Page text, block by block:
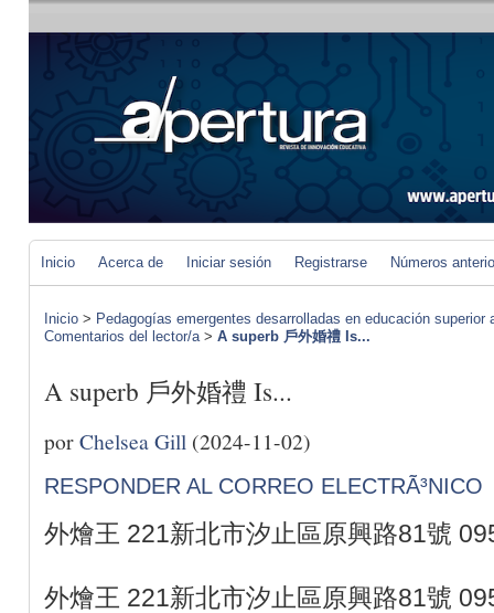
Inicio Acerca de Iniciar sesión Registrarse Números
Inicio > Pedagogías emergentes desarrolladas en educación
Comentarios del lector/a> A superb 戶外婚禮 Is...
A superb 戶外婚禮 Is...
porChelsea Gill (2024-11-02)
RESPONDER AL CORREO ELECTRÃ³NICO
外燴王 221新北市汐止區原興路81號
外燴王 221新北市汐止區原興路81號